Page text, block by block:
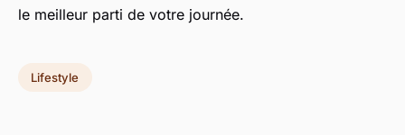
le meilleur parti de votre journée.
Lifestyle